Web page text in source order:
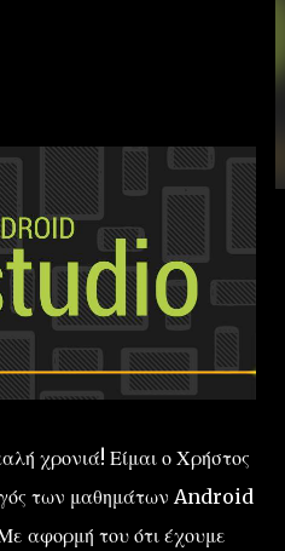
χρονιά! Είμαι ο Χρήστος
των μαθημάτων Android
αφορμή του ότι έχουμε